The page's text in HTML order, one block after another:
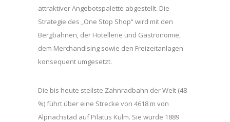
attraktiver Angebotspalette abgestellt. Die
Strategie des „One Stop Shop“ wird mit den
Bergbahnen, der Hotellerie und Gastronomie,
dem Merchandising sowie den Freizeitanlagen
konsequent umgesetzt.
Die bis heute steilste Zahnradbahn der Welt (48
%) führt über eine Strecke von 4618 m von
Alpnachstad auf Pilatus Kulm. Sie wurde 1889